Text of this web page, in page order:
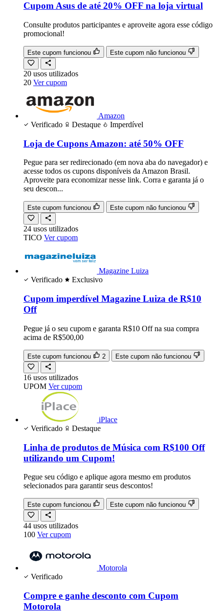
Cupom Asus de até 20% OFF na loja virtual
Consulte produtos participantes e aproveite agora esse código
promocional!
Este cupom funcionou Este cupom não funcionou
20 usos utilizados
20 Ver cupom
Amazon
Verificado
Destaque Imperdível
Loja de Cupons Amazon: até 50% OFF
Pegue para ser redirecionado (em nova aba do navegador) e
acesse todos os cupons disponíveis da Amazon Brasil.
Aproveite para economizar nesse link. Corra e garanta já o
seu descon...
Este cupom funcionou Este cupom não funcionou
24 usos utilizados
TICO Ver cupom
Magazine Luiza
Verificado
Exclusivo
Cupom imperdível Magazine Luiza de R$10
Off
Pegue já o seu cupom e garanta R$10 Off na sua compra
acima de R$500,00
Este cupom funcionou 2 Este cupom não funcionou
16 usos utilizados
UPOM Ver cupom
iPlace
Verificado
Destaque
Linha de produtos de Música com R$100 Off
utilizando um Cupom!
Pegue seu código e aplique agora mesmo em produtos
selecionados para garantir seus descontos!
Este cupom funcionou Este cupom não funcionou
44 usos utilizados
100 Ver cupom
Motorola
Verificado
Compre e ganhe desconto com Cupom
Motorola